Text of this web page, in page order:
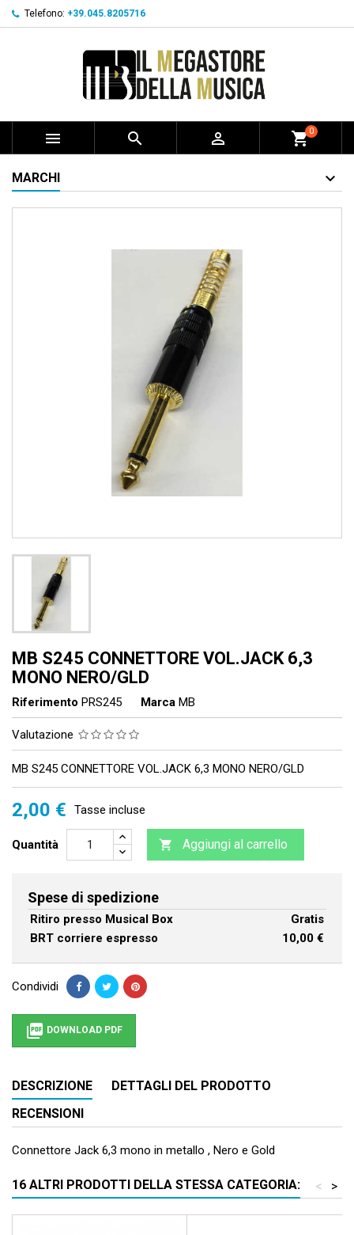
Telefono: +39.045.8205716
   shopping_cart0
MARCHI
MB S245 CONNETTORE VOL.JACK 6,3
MONO NERO/GLD
Riferimento PRS245 Marca MB
Valutazione
MB S245 CONNETTORE VOL.JACK 6,3 MONO NERO/GLD
2,00 € Tasse incluse
Quantità  Aggiungi al carrello
Spese di spedizione
Ritiro presso Musical Box
Gratis
BRT corriere espresso
10,00 €
Condividi
 DOWNLOAD PDF
DESCRIZIONE
DETTAGLI DEL PRODOTTO
RECENSIONI
Connettore Jack 6,3 mono in metallo , Nero e Gold
16 ALTRI PRODOTTI DELLA STESSA CATEGORIA: >
<